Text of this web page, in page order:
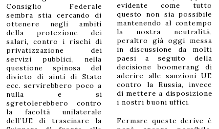
Consiglio Federale
sembra stia cercando di
ottenere negli ambiti
della protezione dei
salari, contro i rischi di
privatizzazione dei
servizi pubblici, nella
questione spinosa del
divieto di aiuti di Stato
ecc. servirebbero poco a
nulla e si
sgretolerebbero contro
la facoltà unilaterale
dell’UE di trascinare la
evidente come tutto
questo non sia possibile
mantenendo al contempo
la nostra neutralità,
peraltro già oggi messa
in discussione da molti
paesi a seguito della
decisione boomerang di
aderire alle sanzioni UE
contro la Russia, invece
di mettere a disposizione
i nostri buoni uffici.
Fermare queste derive è